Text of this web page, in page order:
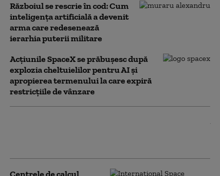
Războiul se rescrie în cod: Cum
inteligența artificială a devenit
arma care redesenează
ierarhia puterii militare
Acţiunile SpaceX se prăbuşesc după
explozia cheltuielilor pentru AI şi
apropierea termenului la care expiră
restricţiile de vânzare